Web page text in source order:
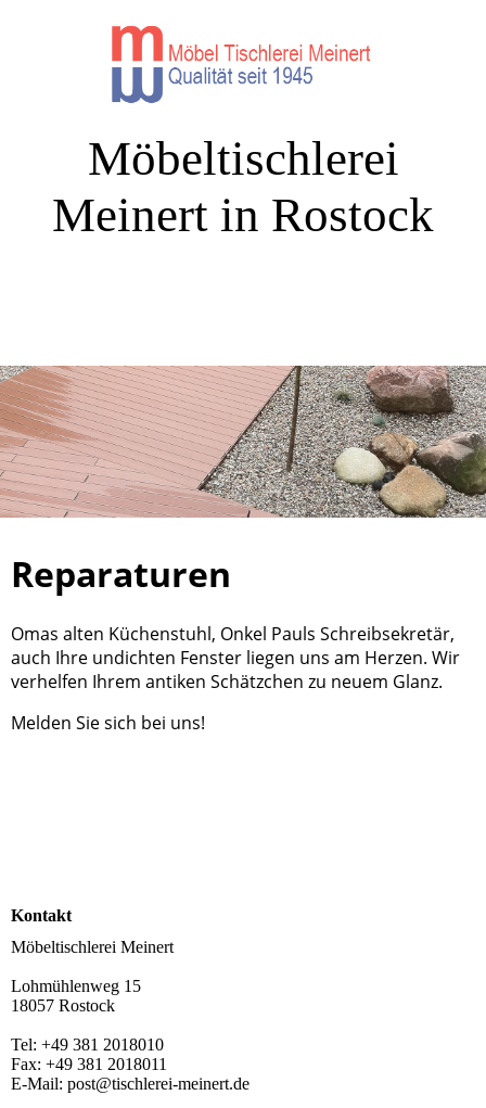
Möbeltischlerei
Meinert in Rostock
Reparaturen
Omas alten Küchenstuhl, Onkel Pauls Schreibsekretär,
auch Ihre undichten Fenster liegen uns am Herzen. Wir
verhelfen Ihrem antiken Schätzchen zu neuem Glanz.
Melden Sie sich bei uns!
Kontakt
Möbeltischlerei Meinert
Lohmühlenweg 15
18057 Rostock
Tel: +49 381 2018010
Fax: +49 381 2018011
E-Mail: post@tischlerei-meinert.de